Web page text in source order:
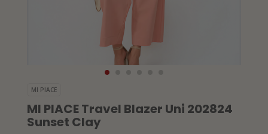
MI PIACE
MI PIACE Travel Blazer Uni 202824
Sunset Clay